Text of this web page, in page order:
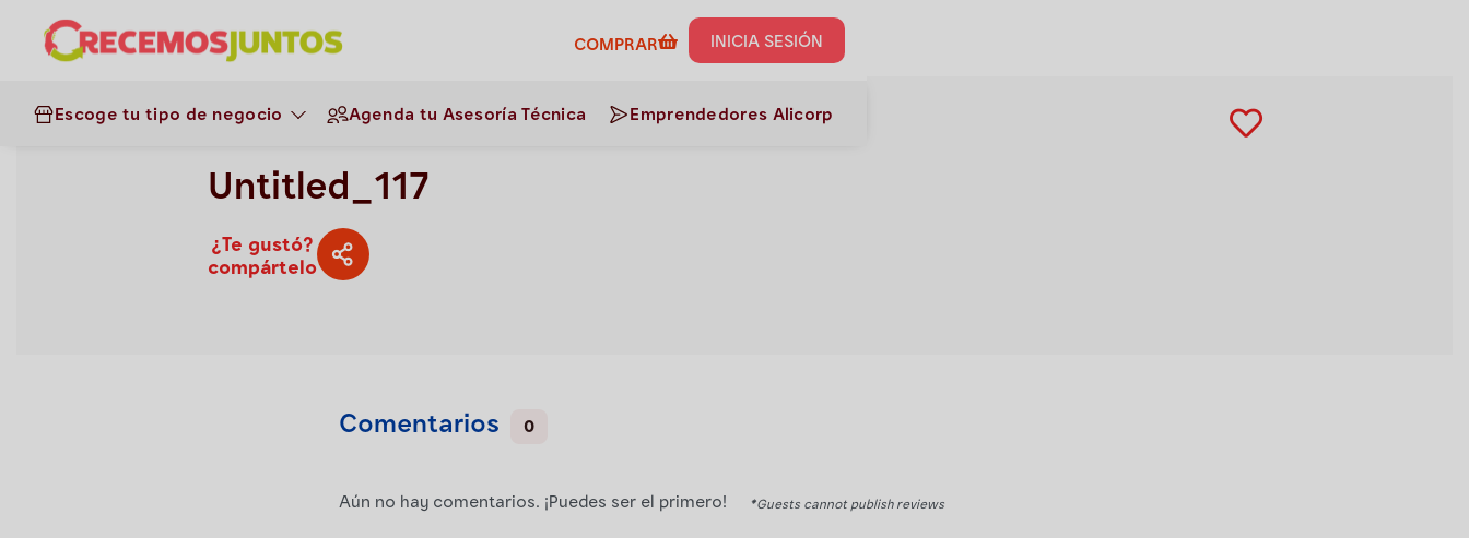
COMPRAR INICIA SESIÓN
Escoge tu tipo de negocio Agenda tu Asesoría Técnica Emprendedores Alicorp
Gestión de negocios
33 0.0
Untitled_117
¿Te gustó?
compártelo
Comentarios 0
Aún no hay comentarios. ¡Puedes ser el primero! *Guests cannot publish reviews